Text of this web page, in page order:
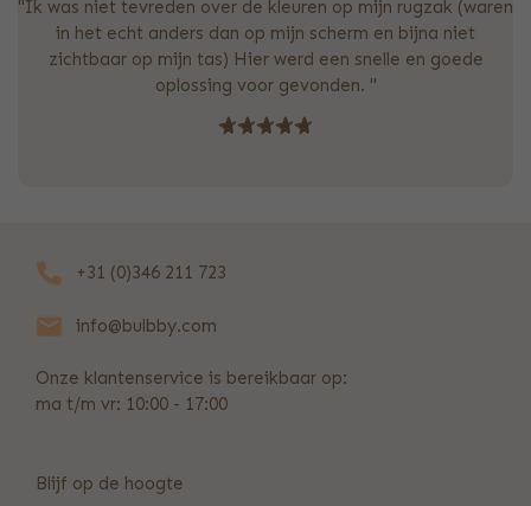
"Ik was niet tevreden over de kleuren op mijn rugzak (waren
in het echt anders dan op mijn scherm en bijna niet
zichtbaar op mijn tas) Hier werd een snelle en goede
oplossing voor gevonden. "
+31 (0)346 211 723
info@bulbby.com
Onze klantenservice is bereikbaar op:
ma t/m vr: 10:00 - 17:00
Blijf op de hoogte